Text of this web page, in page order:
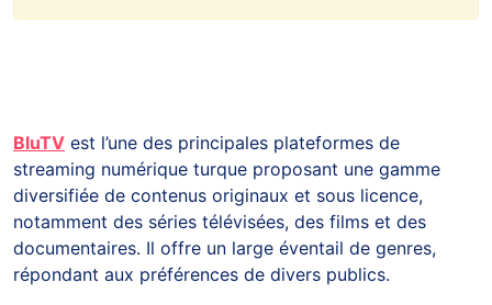
BluTV est l’une des principales plateformes de
streaming numérique turque proposant une gamme
diversifiée de contenus originaux et sous licence,
notamment des séries télévisées, des films et des
documentaires. Il offre un large éventail de genres,
répondant aux préférences de divers publics.